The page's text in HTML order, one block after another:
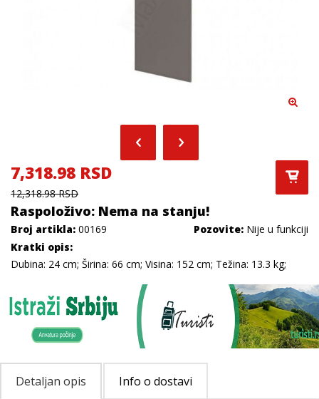
7,318.98 RSD
12,318.98 RSD
Raspoloživo: Nema na stanju!
Broj artikla: 00169 Pozovite: Nije u funkciji
Kratki opis:
Dubina: 24 cm; Širina: 66 cm; Visina: 152 cm; Težina: 13.3 kg;
Detaljan opis Info o dostavi